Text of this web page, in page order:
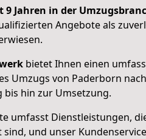
9 Jahren in der
Angebote als
bietet Ihnen einen
Umzugs von Paderborn
bis hin zur Umsetzung.
umfasst Dienstleistungen,
und unser